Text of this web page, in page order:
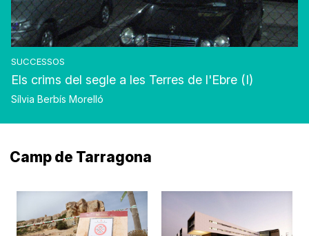
SUCCESSOS
Els crims del segle a les Terres de l'Ebre (I)
Sílvia Berbís Morelló
Camp de Tarragona